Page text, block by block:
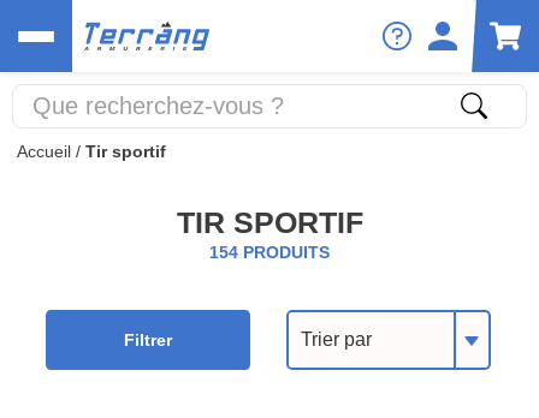
Accueil / Tir sportif
TIR SPORTIF
154 PRODUITS
Trier par
Filtrer